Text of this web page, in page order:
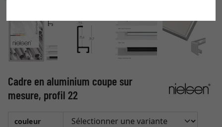
Cadre en aluminium coupe sur
mesure, profil 22
couleur